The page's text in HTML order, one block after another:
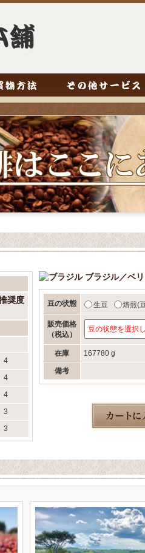
ブラジル／ベ
豆の状態 生豆 焙煎(
販売価格
（税込）
在庫 167780 g
備考
4
4
4
3
3